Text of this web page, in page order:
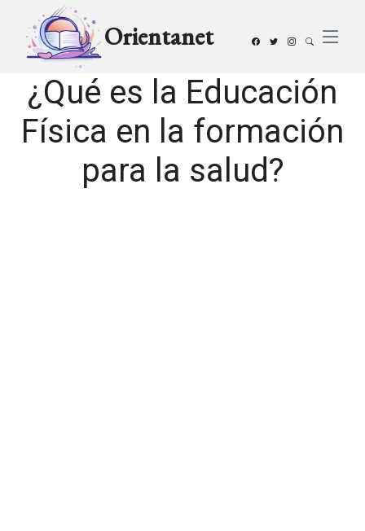
Orientanet
¿Qué es la Educación
Física en la formación
para la salud?